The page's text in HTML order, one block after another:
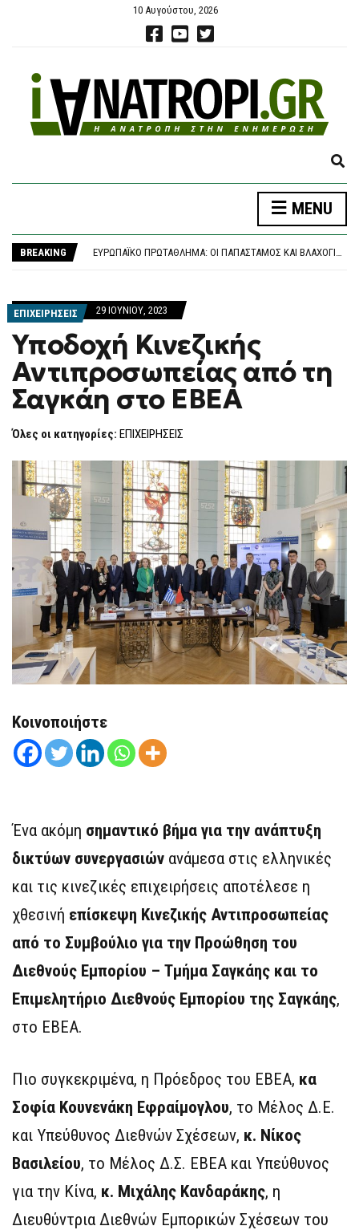
10 Αυγούστου, 2026
E
P
N
MENU
BREAKING
ΕΥΡΩΠΑΪΚΌ ΠΡΩΤΆΘΛΗΜΑ: ΟΙ ΠΑΠΑΣΤΆΜΟΣ ΚΑΙ ΒΛΑΧΟΓΙΑΝΝΆΚΟΣ ΠΡΟΚΡΊΘΗΚΑΝ ΣΤΟΝ ΤΕΛΙΚΌ
ΒΕΝΙΖΈΛΟΣ: ΑΠΟΧΑΙΡΕΤΏ ΜΕ ΣΕΒΑΣΜΌ ΚΑΙ ΑΓΆΠΗ ΤΟΝ ΣΤΈΛΙΟ ΡΆΜΦΟ
ΕΠΙΧΕΙΡΗΣΕΙΣ 29 ΙΟΥΝΊΟΥ, 2023
Υποδοχή Κινεζικής
Αντιπροσωπείας από τη
Σαγκάη στο ΕΒΕΑ
Όλες οι κατηγορίες: ΕΠΙΧΕΙΡΗΣΕΙΣ
Κοινοποιήστε
Ένα ακόμη σημαντικό βήμα για την ανάπτυξη
δικτύων συνεργασιών ανάμεσα στις ελληνικές
και τις κινεζικές επιχειρήσεις αποτέλεσε η
χθεσινή επίσκεψη Κινεζικής Αντιπροσωπείας
από το Συμβούλιο για την Προώθηση του
Διεθνούς Εμπορίου – Τμήμα Σαγκάης και το
Επιμελητήριο Διεθνούς Εμπορίου της Σαγκάης,
στο ΕΒΕΑ.
Πιο συγκεκριμένα, η Πρόεδρος του ΕΒΕΑ, κα
Σοφία Κουνενάκη Εφραίμογλου, το Μέλος Δ.Ε.
και Υπεύθυνος Διεθνών Σχέσεων, κ. Νίκος
Βασιλείου, το Μέλος Δ.Σ. ΕΒΕΑ και Υπεύθυνος
για την Κίνα, κ. Μιχάλης Κανδαράκης, η
Διευθύντρια Διεθνών Εμπορικών Σχέσεων του